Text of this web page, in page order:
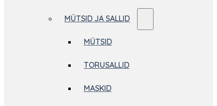
MÜTSID JA SALLID
MÜTSID
TORUSALLID
MASKID